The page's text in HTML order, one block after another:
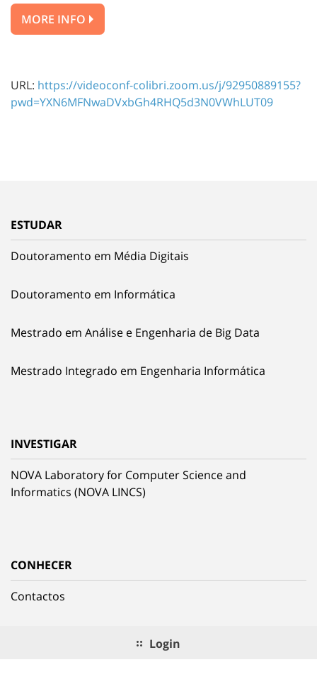
MORE INFO
URL: https://videoconf-colibri.zoom.us/j/92950889155?
pwd=YXN6MFNwaDVxbGh4RHQ5d3N0VWhLUT09
ESTUDAR
Doutoramento em Média Digitais
Doutoramento em Informática
Mestrado em Análise e Engenharia de Big Data
Mestrado Integrado em Engenharia Informática
INVESTIGAR
NOVA Laboratory for Computer Science and
Informatics (NOVA LINCS)
CONHECER
Contactos
Login